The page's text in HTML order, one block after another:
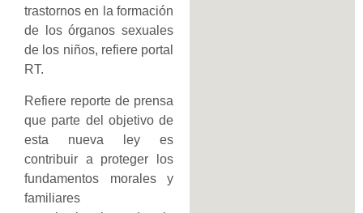
trastornos en la formación
de los órganos sexuales
de los niños, refiere portal
RT.
Refiere reporte de prensa
que parte del objetivo de
esta nueva ley es
contribuir a proteger los
fundamentos morales y
familiares